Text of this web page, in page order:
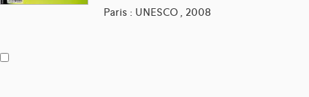
Paris : UNESCO , 2008